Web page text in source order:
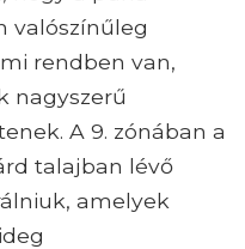
valószínűleg
rendben van,
nagyszerű
A 9. zónában a
talajban lévő
amelyek